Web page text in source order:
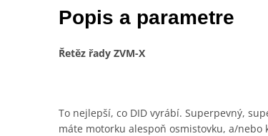
Popis a parametre
Řetěz řady ZVM-X
To nejlepší, co DID vyrábí. Superpevný,
máte motorku alespoň osmistovku, a/